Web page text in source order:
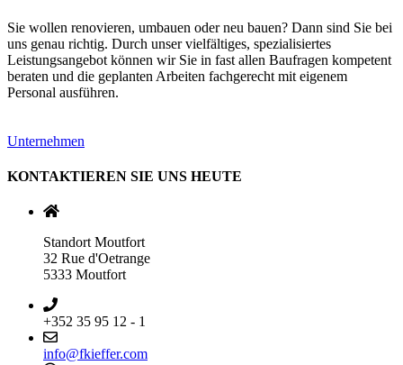
Sie wollen renovieren, umbauen oder neu bauen? Dann sind Sie bei
uns genau richtig. Durch unser vielfältiges, spezialisiertes
Leistungsangebot können wir Sie in fast allen Baufragen kompetent
beraten und die geplanten Arbeiten fachgerecht mit eigenem
Personal ausführen.
Unternehmen
KONTAKTIEREN SIE UNS HEUTE
Standort Moutfort
32 Rue d'Oetrange
5333 Moutfort
+352 35 95 12 - 1
info@fkieffer.com